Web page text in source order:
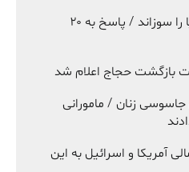
ناو وینسنس ۲۹۱ رؤیا را سوزاند / پاسخ به ۲۰
بازگشت حجاج اعلام شد
زنان / مامورانی
آمریکا و اسرائیل به این